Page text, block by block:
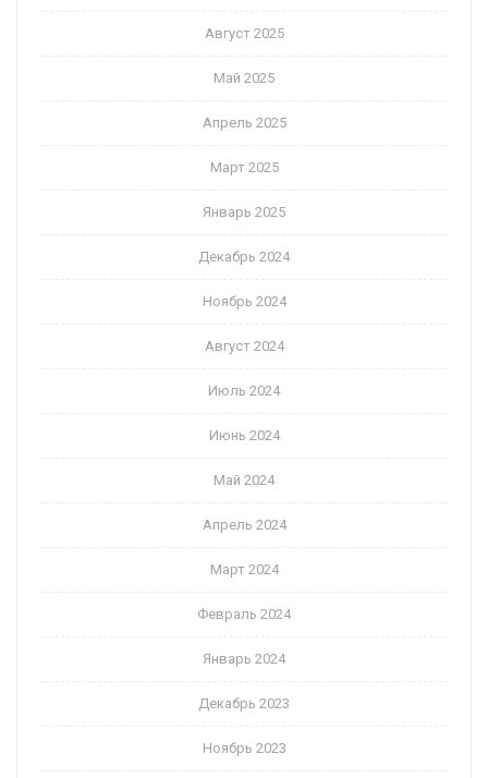
Август 2025
Май 2025
Апрель 2025
Март 2025
Январь 2025
Декабрь 2024
Ноябрь 2024
Август 2024
Июль 2024
Июнь 2024
Май 2024
Апрель 2024
Март 2024
Февраль 2024
Январь 2024
Декабрь 2023
Ноябрь 2023